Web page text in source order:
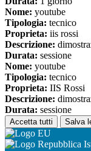
Nome: youtube
Tipologia: tecnico
Proprieta: iis rossi
Descrizione:
Durata: sessione
Nome: youtube
Tipologia: tecnico
Proprieta: IIS Rossi
Descrizione:
Durata: sessione
Accetta tutti Salva